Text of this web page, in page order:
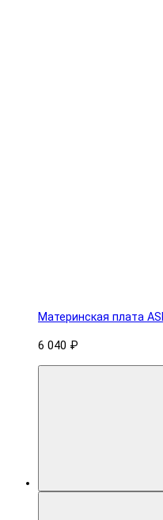
Материнская плата
6 040 ₽